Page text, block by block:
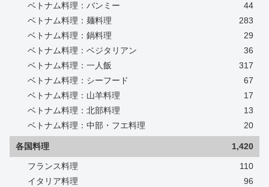
ベトナム料理：バンミー
44
ベトナム料理：麺料理
283
ベトナム料理：鍋料理
29
ベトナム料理：ベジタリアン
36
ベトナム料理：一人飯
317
ベトナム料理：シーフード
67
ベトナム料理：山羊料理
17
ベトナム料理：北部料理
13
ベトナム料理：中部・フエ料理
20
各国料理 1,420
フランス料理
110
イタリア料理
96